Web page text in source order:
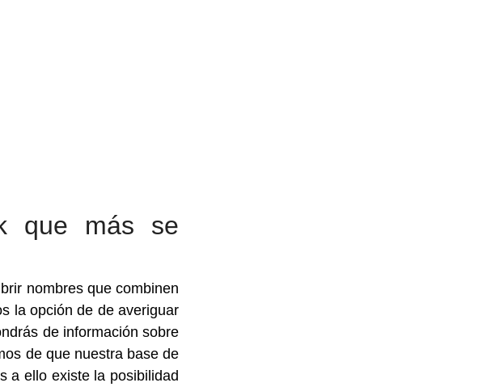
que más se
nombres que combinen
la opción de de averiguar
de información sobre
de que nuestra base de
a ello existe la posibilidad